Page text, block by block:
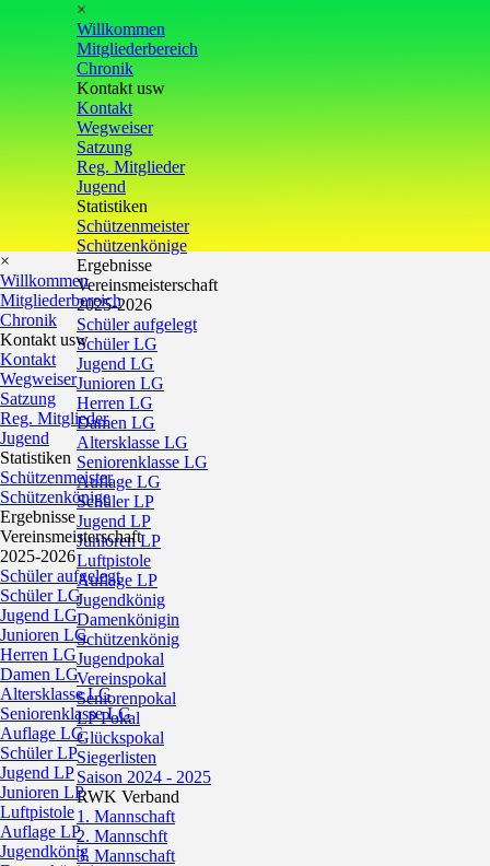
×
Willkommen
Mitgliederbereich
Chronik
Kontakt usw
Kontakt
Wegweiser
Satzung
Reg. Mitglieder
Jugend
Statistiken
Schützenmeister
Schützenkönige
Ergebnisse
Vereinsmeisterschaft
2025-2026
Schüler aufgelegt
Schüler LG
Jugend LG
Junioren LG
Herren LG
Damen LG
Altersklasse LG
Seniorenklasse LG
Auflage LG
Schüler LP
Jugend LP
Junioren LP
Luftpistole
Auflage LP
Jugendkönig
Damenkönigin
Schützenkönig
Jugendpokal
Vereinspokal
Seniorenpokal
LP Pokal
Glückspokal
Siegerlisten
Saison 2024 - 2025
RWK Verband
1. Mannschaft
2. Mannschft
3. Mannschaft
×
Willkommen
Mitgliederbereich
Chronik
Kontakt usw
Kontakt
Wegweiser
Satzung
Reg. Mitglieder
Jugend
Statistiken
Schützenmeister
Schützenkönige
Ergebnisse
Vereinsmeisterschaft
2025-2026
Schüler aufgelegt
Schüler LG
Jugend LG
Junioren LG
Herren LG
Damen LG
Altersklasse LG
Seniorenklasse LG
Auflage LG
Schüler LP
Jugend LP
Junioren LP
Luftpistole
Auflage LP
Jugendkönig